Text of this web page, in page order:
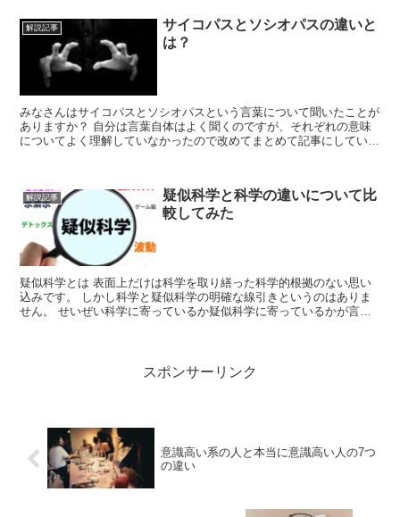
解説記事
サイコパスとソシオパスの違いと
は？
みなさんはサイコパスとソシオパスという言葉について聞いたことが
ありますか？ 自分は言葉自体はよく聞くのですが、それぞれの意味
についてよく理解していなかったので改めてまとめて記事にしていこ
解説記事
疑似科学と科学の違いについて比
較してみた
疑似科学とは 表面上だけは科学を取り繕った科学的根拠のない思い
込みです。 しかし科学と疑似科学の明確な線引きというのはありま
せん。 せいぜい科学に寄っているか疑似科学に寄っているかが言え
スポンサーリンク
意識高い系の人と本当に意識高い人の7つ
の違い